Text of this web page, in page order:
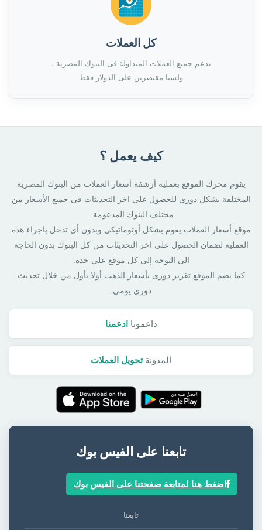
كل العملات
ندعم جميع العملات المتداولة فى البنوك المصرية ،
ولسنا مقتصرين على الدولار فقط
كيف يعمل ؟
يقوم محرك الموقع بعملية أرشفة أسعار العملات من البنوك المصرية
المختلفة بشكل دورى للحصول على اخر التحديثات فى جميع الأسعار من
مختلف البنوك المدعومة .
موقع أسعار العملات يقوم بشكل أوتوماتيكى وبدون أى تدخل باجراء هذه
العملية لضمان الحصول على اخر التحديثات من كل البنوك بدون الحاجة
الى التوجه إلى كل موقع على حدة.
كما يضم الموقع تقرير دورى بأسعار الذهب أولا بأول من خلال تحديث
دورى يومى.
داعمونا ادعمنا
المدونةتحويل العملات
تابعنا على الفيس بوك
اضغط هنا لمتابعة صفحتنا على الفيس بوك
تابعنا